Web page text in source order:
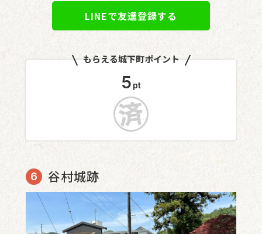
LINEで友達登録する
もらえる城下町ポイント
5 pt
谷村城跡